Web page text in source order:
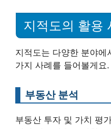
지적도의 활용
지적도는 다양한 분야에
가지 사례를 들어볼게요.
부동산 분석
부동산 투자 및 가치 평